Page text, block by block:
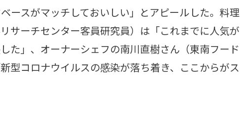
ースがマッチしておいしい」とアピールした。料理
サーチセンター客員研究員）は「これまでに人気が
た」、オーナーシェフの南川直樹さん（東南フード
型コロナウイルスの感染が落ち着き、ここからがス